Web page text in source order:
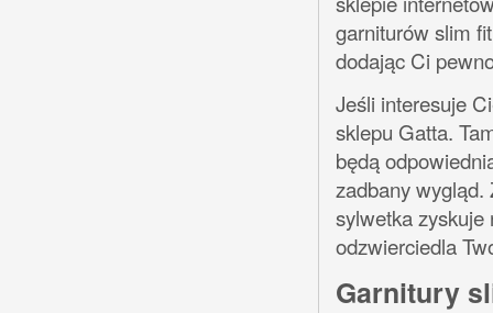
garniturów slim
dodając Ci
Jeśli interesuje
sklepu Gatta.
będą
zadbany wygląd.
sylwetka zyskuje
odzwierciedla
Garnitury